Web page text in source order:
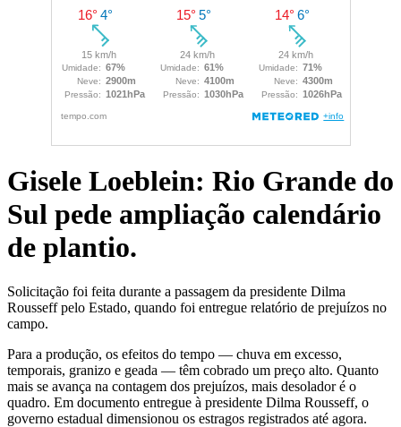
Gisele Loeblein: Rio Grande do
Sul pede ampliação calendário
de plantio.
Solicitação foi feita durante a passagem da presidente Dilma
Rousseff pelo Estado, quando foi entregue relatório de prejuízos no
campo.
Para a produção, os efeitos do tempo — chuva em excesso,
temporais, granizo e geada — têm cobrado um preço alto. Quanto
mais se avança na contagem dos prejuízos, mais desolador é o
quadro. Em documento entregue à presidente Dilma Rousseff, o
governo estadual dimensionou os estragos registrados até agora.